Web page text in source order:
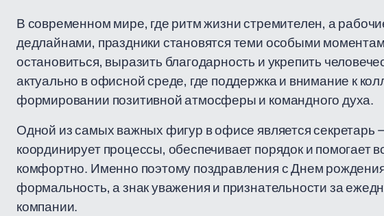
В современном мире, где ритм жизни стремителен, а
дедлайнами, праздники становятся теми особыми
остановиться, выразить благодарность и укрепить
актуально в офисной среде, где поддержка и внимание к
формировании позитивной атмосферы и командного духа.
Одной из самых важных фигур в офисе является секретарь
координирует процессы, обеспечивает порядок и помогает
комфортно. Именно поэтому поздравления с Днем
формальность, а знак уважения и признательности за
компании.